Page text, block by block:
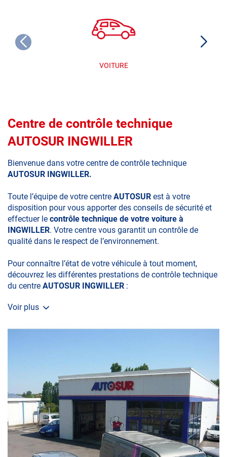
VOITURE
Centre de contrôle technique
AUTOSUR INGWILLER
Bienvenue dans votre centre de contrôle technique
AUTOSUR INGWILLER.
Toute l’équipe de votre centre AUTOSUR est à votre
disposition pour vous apporter des conseils de sécurité et
effectuer le contrôle technique de votre voiture à
INGWILLER. Votre centre vous garantit un contrôle de
qualité dans le respect de l’environnement.
Pour connaître l’état de votre véhicule à tout moment,
découvrez les différentes prestations de contrôle technique
du centre AUTOSUR INGWILLER :
• le contrôle technique obligatoire
• la contre-visite
• le contrôle des véhicules hybrides ou électriques
• le contrôle technique des véhicules GPL/Gaz*
• le pré-contrôle contrôle technique ou contrôle technique
volontaire / partiel)
N’attendez plus pour votre sécurité et faire vérifier votre
Voir plus